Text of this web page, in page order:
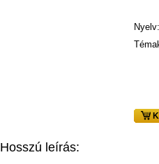
Nyelv:
Hosszú leírás: